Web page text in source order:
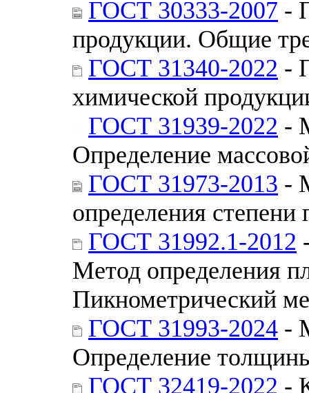
ГОСТ 30333-2007 -
продукции. Общие
ГОСТ 31340-2022 -
химической
ГОСТ 31939-2022 -
Определение
ГОСТ 31973-2013 -
определения степени
ГОСТ 31992.1-2012
Метод определения
Пикнометрический
ГОСТ 31993-2024 -
Определение
ГОСТ 32419-2022 -